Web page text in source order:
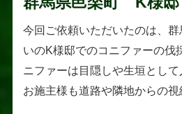
伐採・抜根工事
今回ご依頼いただいたのは、群
いのK様邸でのコニファーの伐
ニファーは目隠しや生垣として
お施主様も道路や隣地からの